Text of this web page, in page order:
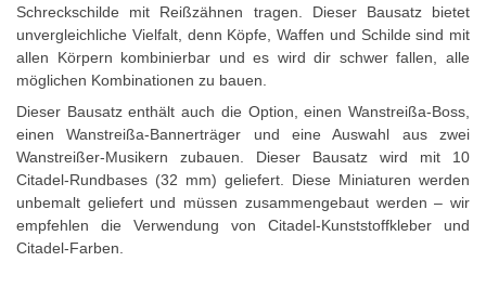
Schreckschilde mit Reißzähnen tragen. Dieser Bausatz bietet
unvergleichliche Vielfalt, denn Köpfe, Waffen und Schilde sind mit
allen Körpern kombinierbar und es wird dir schwer fallen, alle
möglichen Kombinationen zu bauen.
Dieser Bausatz enthält auch die Option, einen Wanstreißa-Boss,
einen Wanstreißa-Bannerträger und eine Auswahl aus zwei
Wanstreißer-Musikern zubauen. Dieser Bausatz wird mit 10
Citadel-Rundbases (32 mm) geliefert. Diese Miniaturen werden
unbemalt geliefert und müssen zusammengebaut werden – wir
empfehlen die Verwendung von Citadel-Kunststoffkleber und
Citadel-Farben.